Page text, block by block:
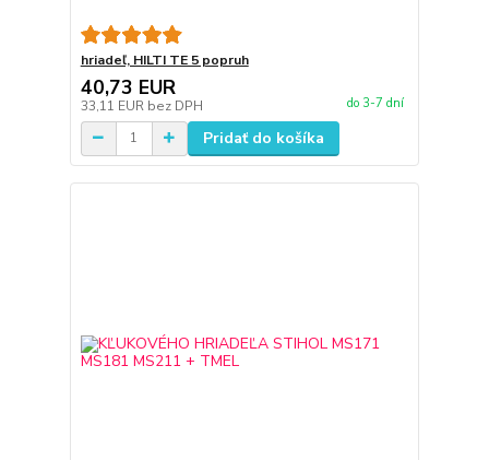
hriadeľ, HILTI TE 5 popruh
40,73 EUR
33,11 EUR bez DPH do 3-7 dní
Pridať do košíka